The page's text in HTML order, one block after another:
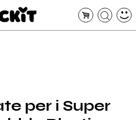
per i Super